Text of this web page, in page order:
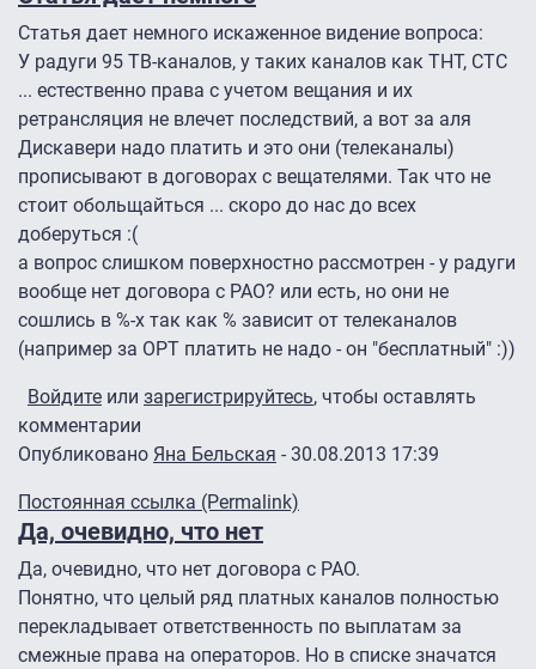
Статья дает немного искаженное видение вопроса:
У радуги 95 ТВ-каналов, у таких каналов как ТНТ, СТС
... естественно права с учетом вещания и их
ретрансляция не влечет последствий, а вот за аля
Дискавери надо платить и это они (телеканалы)
прописывают в договорах с вещателями. Так что не
стоит обольщайться ... скоро до нас до всех
доберуться :(
а вопрос слишком поверхностно рассмотрен - у радуги
вообще нет договора с РАО? или есть, но они не
сошлись в %-х так как % зависит от телеканалов
(например за ОРТ платить не надо - он "бесплатный" :))
Войдите или зарегистрируйтесь, чтобы оставлять
комментарии
Опубликовано Яна Бельская - 30.08.2013 17:39
Постоянная ссылка (Permalink)
Да, очевидно, что нет
Да, очевидно, что нет договора с РАО.
Понятно, что целый ряд платных каналов полностью
перекладывает ответственность по выплатам за
смежные права на операторов. Но в списке значатся